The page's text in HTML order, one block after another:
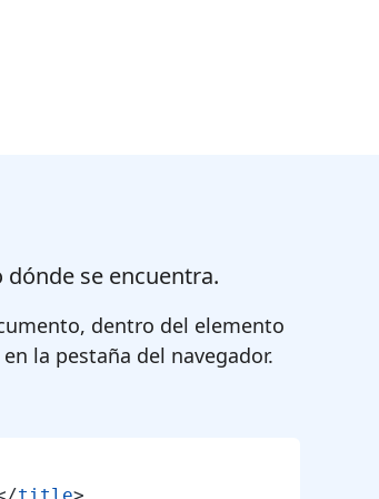
se encuentra.
dentro del elemento
la pestaña del navegador.